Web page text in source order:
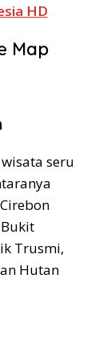
HD
Map
seru
Trusmi,
Hutan